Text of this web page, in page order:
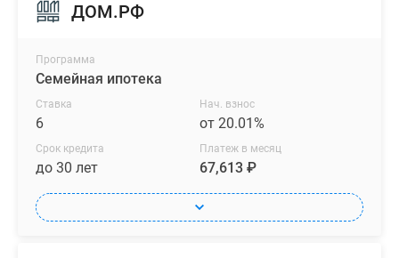
ДОМ.РФ
Программа
Семейная ипотека
Ставка
6
Нач. взнос
от 20.01%
Срок кредита
до 30 лет
Платеж в месяц
67,613 ₽